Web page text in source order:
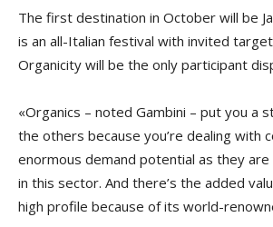
The first destination in October will be
is an all-Italian festival with invited
Organicity will be the only participant
«Organics – noted Gambini – put you a
the others because you’re dealing with
enormous demand potential as they are
in this sector. And there’s the added
high profile because of its world-